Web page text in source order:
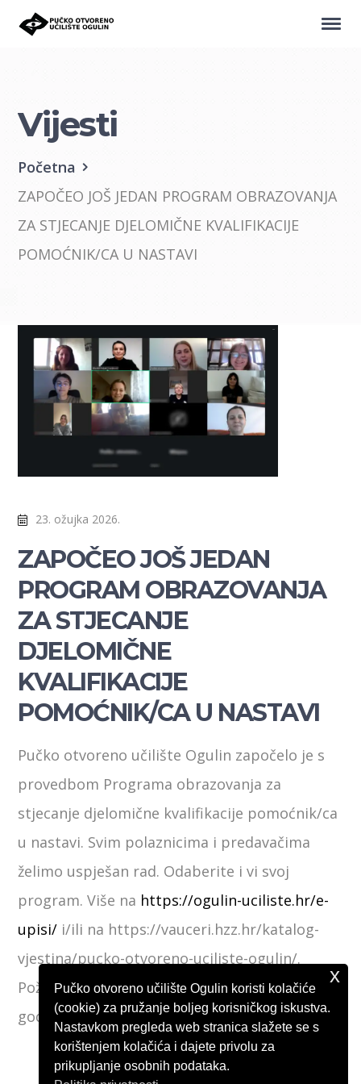
Vijesti
Početna
ZAPOČEO JOŠ JEDAN PROGRAM OBRAZOVANJA
ZA STJECANJE DJELOMIČNE KVALIFIKACIJE
POMOĆNIK/CA U NASTAVI
23. ožujka 2026.
ZAPOČEO JOŠ JEDAN
PROGRAM OBRAZOVANJA
ZA STJECANJE
DJELOMIČNE
KVALIFIKACIJE
POMOĆNIK/CA U NASTAVI
Pučko otvoreno učilište Ogulin započelo je s
provedbom Programa obrazovanja za
stjecanje djelomične kvalifikacije pomoćnik/ca
u nastavi. Svim polaznicima i predavačima
želimo uspješan rad. Odaberite i vi svoj
program. Više na https://ogulin-uciliste.hr/e-
upisi/ i/ili na https://vauceri.hzz.hr/katalog-
vjestina/pucko-otvoreno-uciliste-ogulin/.
Požurite jer mjera Vaučeri traje do 30.6.2026.
godine.
Pučko otvoreno učilište Ogulin koristi kolačiće
(cookie) za pružanje boljeg korisničkog iskustva.
Nastavkom pregleda web stranica slažete se s
korištenjem kolačića i dajete privolu za
prikupljanje osobnih podataka.
x